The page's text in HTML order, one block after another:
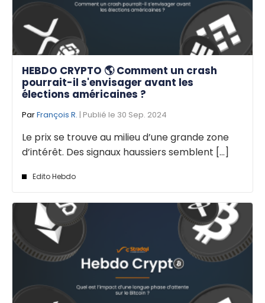
HEBDO CRYPTO 🌎 Comment un crash
pourrait-il s'envisager avant les
élections américaines ?
ParFrançois R. | Publié le 30 Sep. 2024
Le prix se trouve au milieu d’une grande zone
d’intérêt. Des signaux haussiers semblent [...]
Edito Hebdo